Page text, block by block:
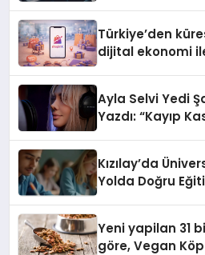
Türkiye’den
dijital ekonomi
Ayla Selvi Yedi
Yazdı: “Kayıp
Kızılay’da
Yolda Doğru
Yeni yapilan 31
göre, Vegan